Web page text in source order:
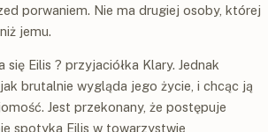
porwaniem. Nie ma drugiej osoby, której
jemu.
się Eilis ? przyjaciółka Klary. Jednak
brutalnie wygląda jego życie, i chcąc ją
Jest przekonany, że postępuje
spotyka Eilis w towarzystwie